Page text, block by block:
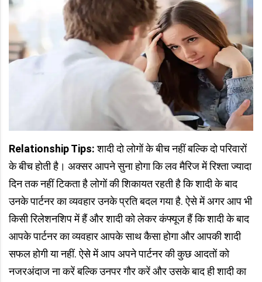
Relationship Tips:शादी दो लोगों के बीच नहीं बल्कि दो परिवारों
के बीच होती है। अक्सर आपने सुना होगा कि लव मैरिज में रिश्ता ज्यादा
दिन तक नहीं टिकता है लोगों की शिकायत रहती है कि शादी के बाद
उनके पार्टनर का व्यवहार उनके प्रति बदल गया है. ऐसे में अगर आप भी
किसी रिलेशनशिप में हैं और शादी को लेकर कंफ्यूज हैं कि शादी के बाद
आपके पार्टनर का व्यवहार आपके साथ कैसा होगा और आपकी शादी
सफल होगी या नहीं. ऐसे में आप अपने पार्टनर की कुछ आदतों को
नजरअंदाज ना करें बल्कि उनपर गौर करें और उसके बाद ही शादी का